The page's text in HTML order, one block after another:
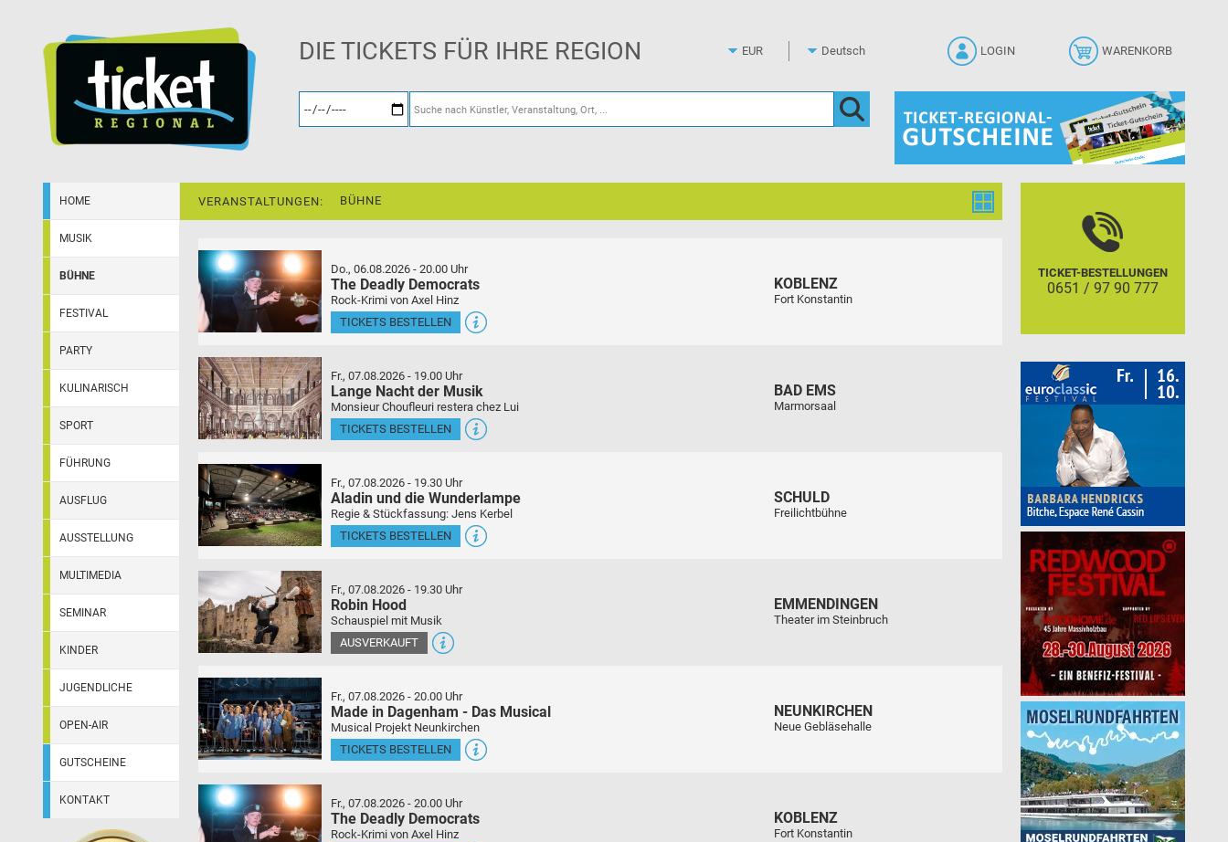
DIE TICKETS FÜR IHRE REGION
HOME
MUSIK
BÜHNE
FESTIVAL
PARTY
KULINARISCH
SPORT
FÜHRUNG
AUSFLUG
AUSSTELLUNG
MULTIMEDIA
SEMINAR
KINDER
JUGENDLICHE
OPEN-AIR
GUTSCHEINE
KONTAKT
VERANSTALTUNGEN: BÜHNE
Do., 06.08.2026 - 20.00 Uhr
The Deadly Democrats
Rock-Krimi von Axel Hinz
TICKETS BESTELLEN
KOBLENZ
Fort Konstantin
Fr., 07.08.2026 - 19.00 Uhr
Lange Nacht der Musik
Monsieur Choufleuri restera chez Lui
TICKETS BESTELLEN
BAD EMS
Marmorsaal
Fr., 07.08.2026 - 19.30 Uhr
Aladin und die Wunderlampe
Regie & Stückfassung: Jens Kerbel
TICKETS BESTELLEN
SCHULD
Freilichtbühne
Fr., 07.08.2026 - 19.30 Uhr
Robin Hood
Schauspiel mit Musik
AUSVERKAUFT
EMMENDINGEN
Theater im Steinbruch
Fr., 07.08.2026 - 20.00 Uhr
Made in Dagenham - Das Musical
Musical Projekt Neunkirchen
TICKETS BESTELLEN
NEUNKIRCHEN
Neue Gebläsehalle
Fr., 07.08.2026 - 20.00 Uhr
The Deadly Democrats
Rock-Krimi von Axel Hinz
KOBLENZ
Fort Konstantin
TICKET-BESTELLUNGEN
0651 / 97 90 777
WARENKORB
LOGIN